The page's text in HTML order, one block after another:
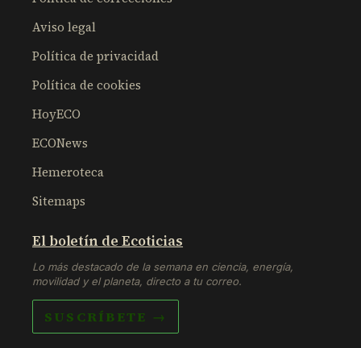
Aviso legal
Política de privacidad
Política de cookies
HoyECO
ECONews
Hemeroteca
Sitemaps
El boletín de Ecoticias
Lo más destacado de la semana en ciencia, energía,
movilidad y el planeta, directo a tu correo.
SUSCRÍBETE →